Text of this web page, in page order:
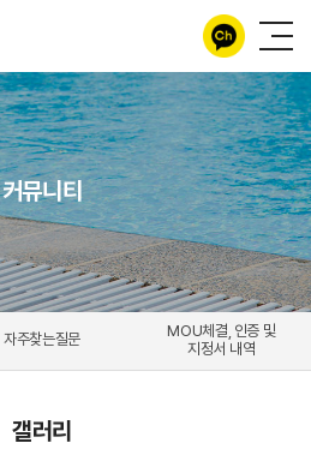
커뮤니티
자주찾는질문
MOU체결, 인증 및
지정서 내역
갤러리